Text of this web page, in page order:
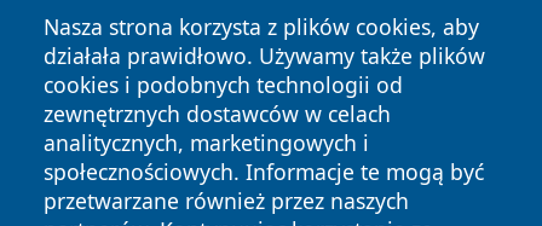
Nasza strona korzysta z plików cookies, aby
działała prawidłowo. Używamy także plików
cookies i podobnych technologii od
zewnętrznych dostawców w celach
analitycznych, marketingowych i
społecznościowych. Informacje te mogą być
przetwarzane również przez naszych
Copyright © 2026 echobialystok.pl Wszystkie prawa
zastrzeżone.